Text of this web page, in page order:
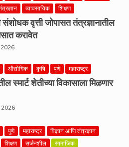
व्यावसायिक शिक्षण
संशोधक वृत्ती जोपासत तंत्रज्ञानातील
करावेत
2026
औद्योगिक कृषि पुणे महाराष्ट्र
स्मार्ट शेतीच्या विकासाला मिळणार
पुणे महाराष्ट्र
विज्ञान आणि तंत्रज्ञान
शिक्षण सर्जनशील सामाजिक